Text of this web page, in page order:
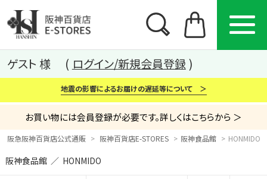
ゲスト 様 ログイン/新規会員登録
地震の影響によるお届けの遅延等について ＞
お買い物には会員登録が必要です。詳しくはこちらから ＞
阪急阪神百貨店公式通販 阪神百貨店E-STORES 阪神食品館 HONMIDO（
阪神食品館 ／ HONMIDO